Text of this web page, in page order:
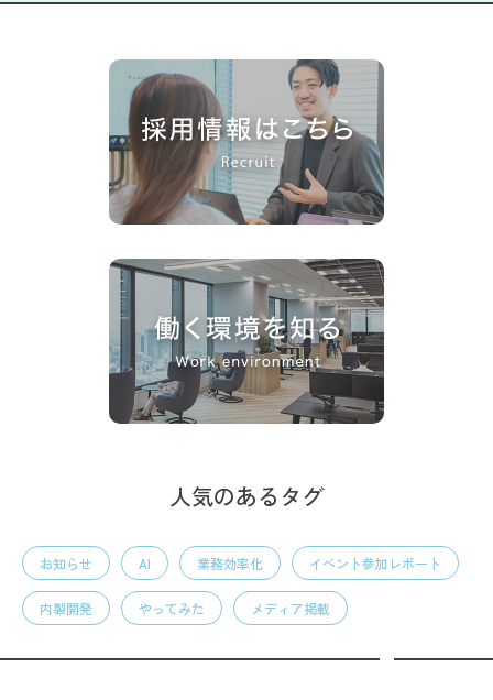
人気のあるタグ
お知らせ AI 業務効率化 イベント参加レポート
内製開発 やってみた メディア掲載